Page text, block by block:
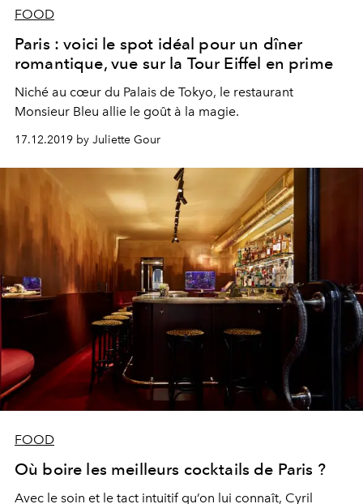
FOOD
Paris : voici le spot idéal pour un dîner
romantique, vue sur la Tour Eiffel en prime
Niché au cœur du Palais de Tokyo, le restaurant
Monsieur Bleu allie le goût à la magie.
17.12.2019 by Juliette Gour
FOOD
Où boire les meilleurs cocktails de Paris ?
Avec le soin et le tact intuitif qu’on lui connaît, Cyril